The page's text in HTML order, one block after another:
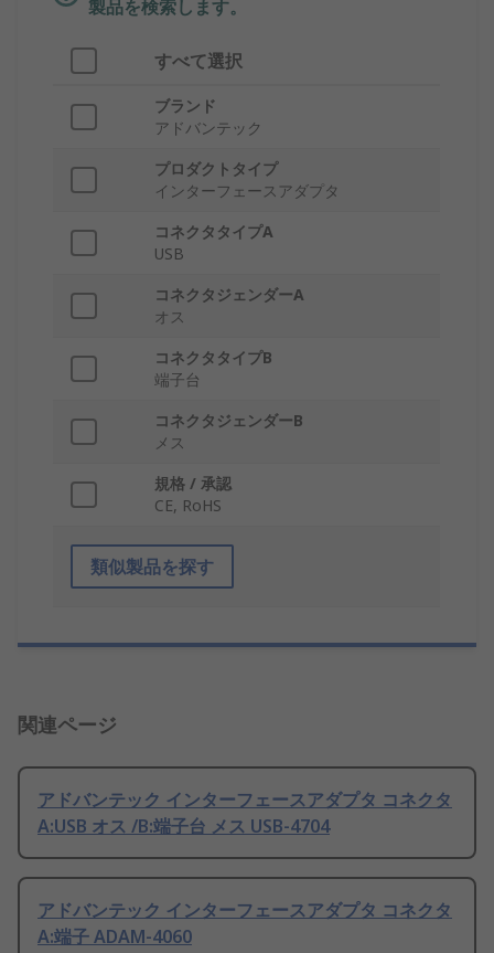
製品を検索します。
すべて選択
ブランド
アドバンテック
プロダクトタイプ
インターフェースアダプタ
コネクタタイプA
USB
コネクタジェンダーA
オス
コネクタタイプB
端子台
コネクタジェンダーB
メス
規格 / 承認
CE, RoHS
類似製品を探す
関連ページ
アドバンテック インターフェースアダプタ コネクタ
A:USB オス /B:端子台 メス USB-4704
アドバンテック インターフェースアダプタ コネクタ
A:端子 ADAM-4060